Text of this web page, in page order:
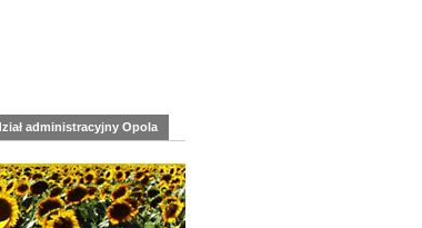
administracyjny Opola